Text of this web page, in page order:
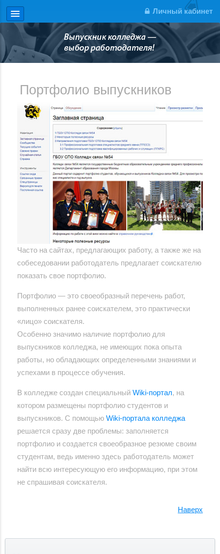
Личный кабинет
Портфолио выпускников
Часто на сайтах, предлагающих работу, а также же на
собеседовании работодатель предлагает соискателю
показать свое портфолио.
Портфолио — это своеобразный перечень работ,
выполненных ранее соискателем, это практически
«лицо» соискателя.
Особенно значимо наличие портфолио для
выпускников колледжа, не имеющих пока опыта
работы, но обладающих определенными знаниями и
успехами в процессе обучения.
В колледже создан специальный Wiki-портал, на
котором размещены портфолио студентов и
выпускников. С помощью Wiki-портала колледжа
решается сразу две проблемы: заполняется
портфолио и создается своеобразное резюме своим
студентам, ведь именно здесь работодатель может
найти всю интересующую его информацию, при этом
не спрашивая соискателя.
Наверх